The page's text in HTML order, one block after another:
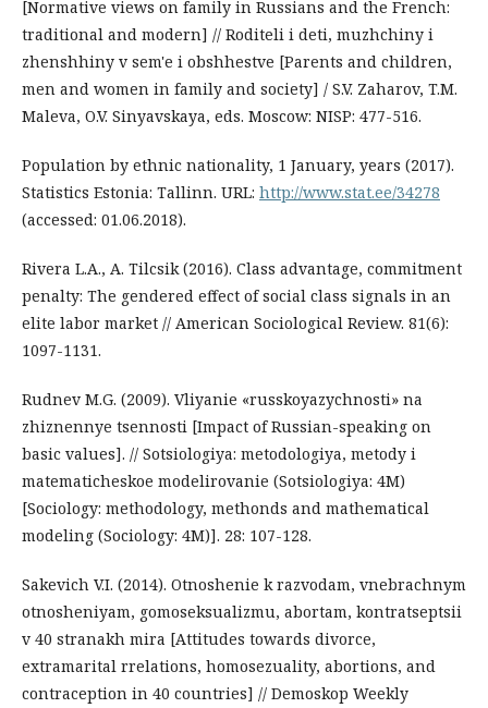
[Normative views on family in Russians and the French:
traditional and modern] // Roditeli i deti, muzhchiny i
zhenshhiny v sem'e i obshhestve [Parents and children,
men and women in family and society] / S.V. Zaharov, T.M.
Maleva, O.V. Sinyavskaya, eds. Moscow: NISP: 477-516.
Population by ethnic nationality, 1 January, years (2017).
Statistics Estonia: Tallinn. URL: http://www.stat.ee/34278
(accessed: 01.06.2018).
Rivera L.A., A. Tilcsik (2016). Class advantage, commitment
penalty: The gendered effect of social class signals in an
elite labor market // American Sociological Review. 81(6):
1097-1131.
Rudnev M.G. (2009). Vliyanie «russkoyazychnosti» na
zhiznennye tsennosti [Impact of Russian-speaking on
basic values]. // Sotsiologiya: metodologiya, metody i
matematicheskoe modelirovanie (Sotsiologiya: 4M)
[Sociology: methodology, methonds and mathematical
modeling (Sociology: 4M)]. 28: 107-128.
Sakevich V.I. (2014). Otnoshenie k razvodam, vnebrachnym
otnosheniyam, gomoseksualizmu, abortam, kontratseptsii
v 40 stranakh mira [Attitudes towards divorce,
extramarital rrelations, homosezuality, abortions, and
contraception in 40 countries] // Demoskop Weekly